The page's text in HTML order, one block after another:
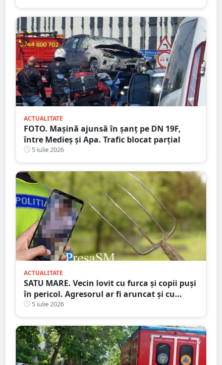
ACTUALITATE
FOTO. Mașină ajunsă în șanț pe DN 19F,
între Medieș și Apa. Trafic blocat parțial
5 iulie 2026
ACTUALITATE
SATU MARE. Vecin lovit cu furca și copii puși
în pericol. Agresorul ar fi aruncat și cu
bolovani în curtea familiei
5 iulie 2026